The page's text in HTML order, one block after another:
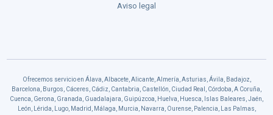
Aviso legal
Ofrecemos servicio en Álava, Albacete, Alicante, Almería, Asturias, Ávila, Badajoz,
Barcelona, Burgos, Cáceres, Cádiz, Cantabria, Castellón, Ciudad Real, Córdoba, A Coruña,
Cuenca, Gerona, Granada, Guadalajara, Guipúzcoa, Huelva, Huesca, Islas Baleares, Jaén,
León, Lérida, Lugo, Madrid, Málaga, Murcia, Navarra, Ourense, Palencia, Las Palmas,